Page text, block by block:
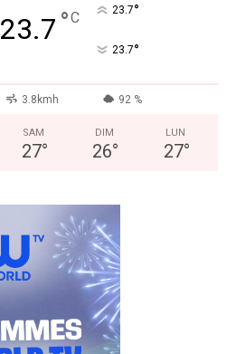
23.7 °C 23.7°
23.7°
3.8kmh 92 %
SAM
27°
DIM
26°
LUN
27°